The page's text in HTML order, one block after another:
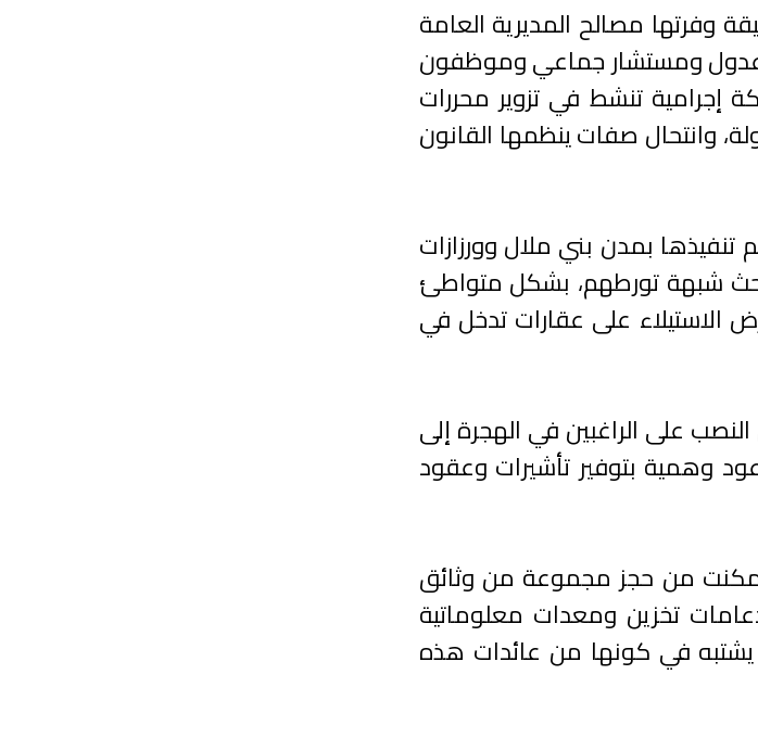
وفرتها مصالح المديرية العامة
من توقيف 21 شخصا، من بينهم عدول ومستشار جماعي وموظفون
تنشط في تزوير محررات
وانتحال صفات ينظمها القانون
بمدن بني ملال وورزازات
شبهة تورطهم، بشكل متواطئ
الاستيلاء على عقارات تدخل في
على الراغبين في الهجرة إلى
وهمية بتوفير تأشيرات وعقود
مكنت من حجز مجموعة من وثائق
تخزين ومعدات معلوماتية
يشتبه في كونها من عائدات هذه